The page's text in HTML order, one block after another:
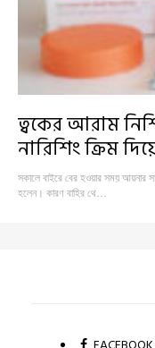
ত্বকের আরাম
নারিশিং ক্রিম
সকালে বাইরে বের হওয়ার সময় আয়নার
হলেন। কারণ বাহির থে…